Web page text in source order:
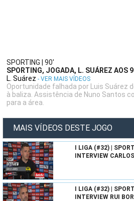
SPORTING | 90'
SPORTING, JOGADA, L. SUÁREZ AOS
L. Suárez - VER MAIS VÍDEOS
Oportunidade falhada por Luis Suárez
à baliza. Assistência de Nuno Santos
para a área.
MAIS VÍDEOS DESTE JOGO
I LIGA (#32) |
INTERVIEW
I LIGA (#32) |
INTERVIEW RUI